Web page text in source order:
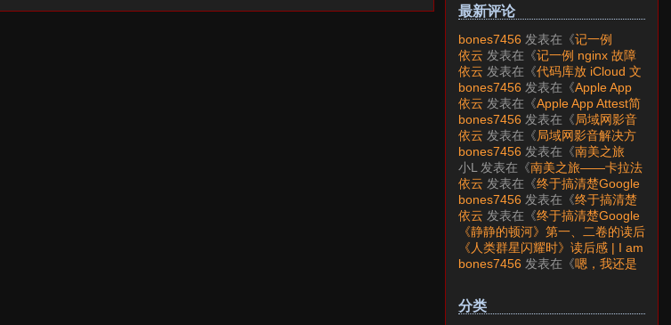
最新评论
bones7456 发表在《记一例
nginx 故障分析》
依云 发表在《记一例 nginx 故障
分析 》
依云 发表在《代码库放 iCloud 文
件夹会怎样？》
bones7456 发表在《Apple App
Attest简介》
依云 发表在《Apple App Attest简
介》
bones7456 发表在《局域网影音
解决方案——Jellyfin》
依云 发表在《局域网影音解决方
案——Jellyfin》
bones7456 发表在《南美之旅
——卡拉法特看莫雷诺大冰川》
小L 发表在《南美之旅——卡拉法
特看莫雷诺大冰川》
依云 发表在《终于搞清楚Google
账号的所属国家的逻辑了》
bones7456 发表在《终于搞清楚
Google账号的所属国家的逻辑
了》
依云 发表在《终于搞清楚Google
账号的所属国家的逻辑了》
《静静的顿河》第一、二卷的读后
感 | I am LAZY bones?发表在
《《人类群星闪耀时》读后感》
《人类群星闪耀时》读后感 | I am
LAZY bones?发表在《
《显微镜
bones7456 发表在《嗯，我还是
分类